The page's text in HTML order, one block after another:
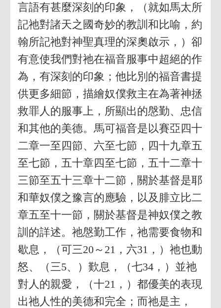
言語有甚麼深刻的印象，（就如馬太所
記祂對諸天之國奇妙的教訓和比喻，約
翰所記祂對神聖真理的深奧啟示，）卻
有意使我們對祂在福音服事中超絕的作
為，有深刻的印象；他比別的福音書提
供更多細節，描繪奴僕救主在為著神拯
救罪人的服事上，所顯出的慇勤、忠信
和其他的美德。馬可福音是以賽亞四十
二章一至四節、六至七節，四十九章五
至七節，五十章四至七節，五十二章十
三節至五十三章十二節，關於基督是耶
和華奴僕之豫言的應驗，以及腓立比二
章五至十一節，關於基督是神奴僕之教
訓的詳述。祂慇勤工作，祂需要食物和
歇息，（可三20～21，六31，）祂也動
怒、（三5、）歎息，（七34，）並祂
對人的親愛，（十21，）都優美的表現
出祂人性的美德和完全；而祂是主，